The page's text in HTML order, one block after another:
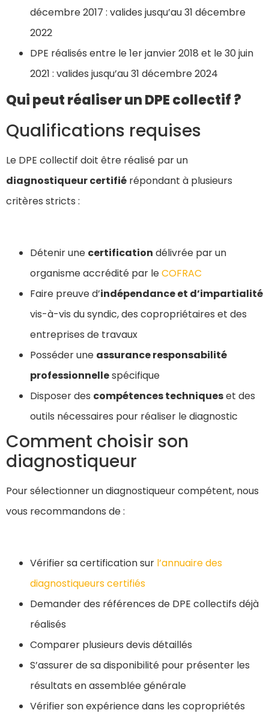
décembre 2017 : valides jusqu’au 31 décembre
2022
DPE réalisés entre le 1er janvier 2018 et le 30 juin
2021 : valides jusqu’au 31 décembre 2024
Qui peut réaliser un DPE collectif ?
Qualifications requises
Le DPE collectif doit être réalisé par un
diagnostiqueur certifié répondant à plusieurs
critères stricts :
Détenir une certification délivrée par un
organisme accrédité par leCOFRAC
Faire preuve d’indépendance et d’impartialité
vis-à-vis du syndic, des copropriétaires et des
entreprises de travaux
Posséder une assurance responsabilité
professionnellespécifique
Disposer des compétences techniqueset des
outils nécessaires pour réaliser le diagnostic
Comment choisir son
diagnostiqueur
Pour sélectionner un diagnostiqueur compétent, nous
vous recommandons de :
Vérifier sa certification sur l’annuaire des
diagnostiqueurs certifiés
Demander des références de DPE collectifs déjà
réalisés
Comparer plusieurs devis détaillés
S’assurer de sa disponibilité pour présenter les
résultats en assemblée générale
Vérifier son expérience dans les copropriétés